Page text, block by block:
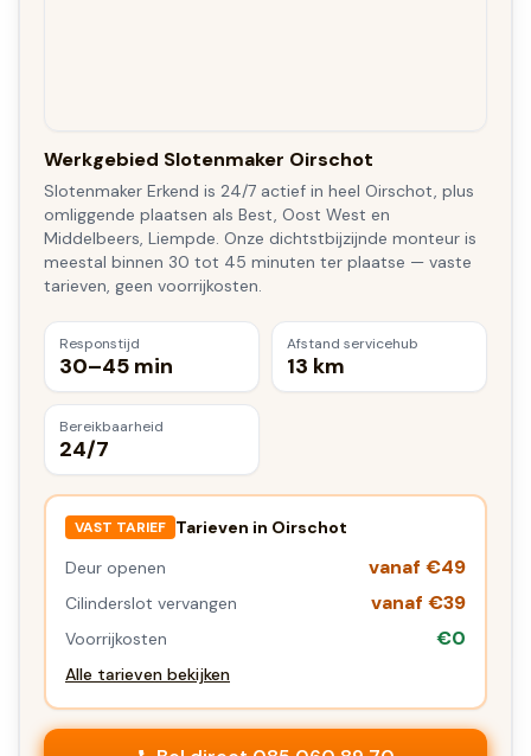
Werkgebied Slotenmaker Oirschot
Slotenmaker Erkend is 24/7 actief in heel Oirschot, plus
omliggende plaatsen als Best, Oost West en
Middelbeers, Liempde. Onze dichtstbijzijnde monteur is
meestal binnen 30 tot 45 minuten ter plaatse — vaste
tarieven, geen voorrijkosten.
Responstijd
30–45 min
Afstand servicehub
13 km
Bereikbaarheid
24/7
VAST TARIEF Tarieven in Oirschot
Deur openen
vanaf €49
Cilinderslot vervangen vanaf €39
Voorrijkosten €0
Alle tarieven bekijken